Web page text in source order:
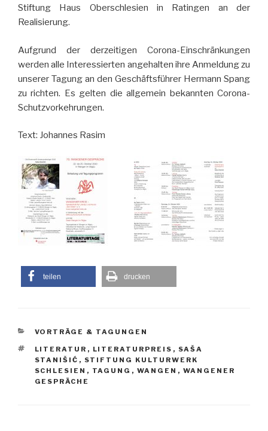
Stiftung Haus Oberschlesien in Ratingen an der
Realisierung.
Aufgrund der derzeitigen Corona-Einschränkungen
werden alle Interessierten angehalten ihre Anmeldung zu
unserer Tagung an den Geschäftsführer Hermann Spang
zu richten. Es gelten die allgemein bekannten Corona-
Schutzvorkehrungen.
Text: Johannes Rasim
teilen drucken
KATEGORIEN
VORTRÄGE & TAGUNGEN
SCHLAGWÖRTER
LITERATUR , LITERATURPREIS , SAŠA
STANIŠIĆ , STIFTUNG KULTURWERK
SCHLESIEN , TAGUNG , WANGEN , WANGENER
GESPRÄCHE